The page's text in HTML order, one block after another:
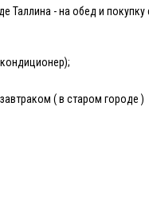
Таллина - на обед и
( в старом городе )